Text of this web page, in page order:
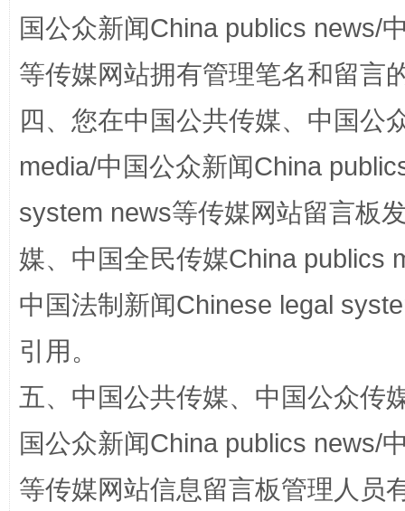
国家大学科技园优化重塑工作
扯下公款旅游的“隐身衣” 如何以
国公众新闻China publics news/
等传媒网站拥有管理笔名和留言
四、您在中国公共传媒、中国公
media/中国公众新闻China
system news等传媒网站留言板
媒、中国全民传媒China publics
中国法制新闻Chinese legal
引用。
五、中国公共传媒、中国公众传
国公众新闻China publics news/
等传媒网站信息留言板管理人员